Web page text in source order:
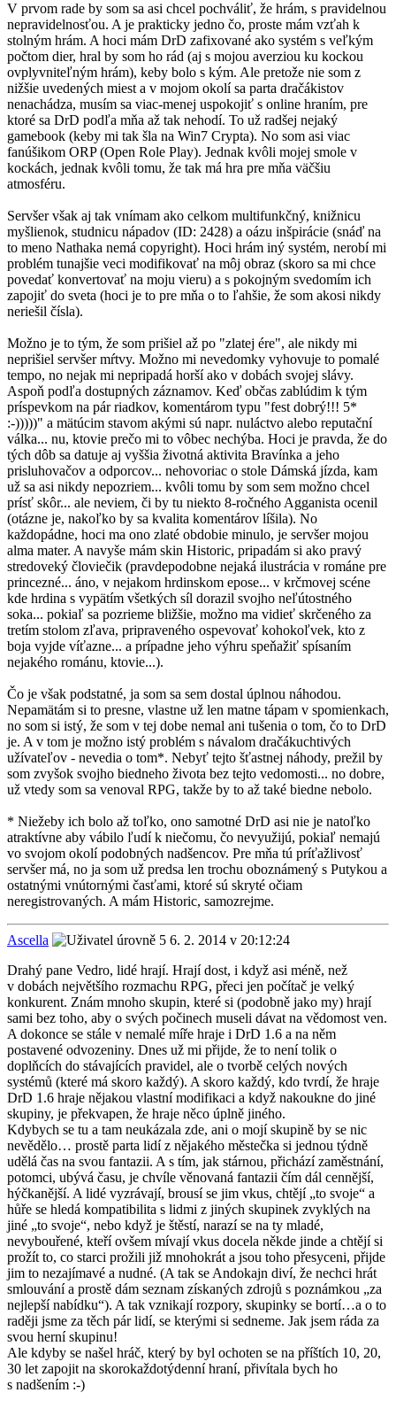
V prvom rade by som sa asi chcel pochváliť, že hrám, s pravidelnou
nepravidelnosťou. A je prakticky jedno čo, proste mám vzťah k
stolným hrám. A hoci mám DrD zafixované ako systém s veľkým
počtom dier, hral by som ho rád (aj s mojou averziou ku kockou
ovplyvniteľným hrám), keby bolo s kým. Ale pretože nie som z
nižšie uvedených miest a v mojom okolí sa parta dračákistov
nenachádza, musím sa viac-menej uspokojiť s online hraním, pre
ktoré sa DrD podľa mňa až tak nehodí. To už radšej nejaký
gamebook (keby mi tak šla na Win7 Crypta). No som asi viac
fanúšikom ORP (Open Role Play). Jednak kvôli mojej smole v
kockách, jednak kvôli tomu, že tak má hra pre mňa väčšiu
atmosféru.
Servšer však aj tak vnímam ako celkom multifunkčný, knižnicu
myšlienok, studnicu nápadov (ID: 2428) a oázu inšpirácie (snáď na
to meno Nathaka nemá copyright). Hoci hrám iný systém, nerobí mi
problém tunajšie veci modifikovať na môj obraz (skoro sa mi chce
povedať konvertovať na moju vieru) a s pokojným svedomím ich
zapojiť do sveta (hoci je to pre mňa o to ľahšie, že som akosi nikdy
neriešil čísla).
Možno je to tým, že som prišiel až po "zlatej ére", ale nikdy mi
neprišiel servšer mŕtvy. Možno mi nevedomky vyhovuje to pomalé
tempo, no nejak mi nepripadá horší ako v dobách svojej slávy.
Aspoň podľa dostupných záznamov. Keď občas zablúdim k tým
príspevkom na pár riadkov, komentárom typu "fest dobrý!!! 5*
:-)))))" a mätúcim stavom akými sú napr. nuláctvo alebo reputační
válka... nu, ktovie prečo mi to vôbec nechýba. Hoci je pravda, že do
tých dôb sa datuje aj vyššia životná aktivita Bravínka a jeho
prisluhovačov a odporcov... nehovoriac o stole Dámská jízda, kam
už sa asi nikdy nepozriem... kvôli tomu by som sem možno chcel
prísť skôr... ale neviem, či by tu niekto 8-ročného Agganista ocenil
(otázne je, nakoľko by sa kvalita komentárov líšila). No
každopádne, hoci ma ono zlaté obdobie minulo, je servšer mojou
alma mater. A navyše mám skin Historic, pripadám si ako pravý
stredoveký človiečik (pravdepodobne nejaká ilustrácia v románe pre
princezné... áno, v nejakom hrdinskom epose... v krčmovej scéne
kde hrdina s vypätím všetkých síl dorazil svojho neľútostného
soka... pokiaľ sa pozrieme bližšie, možno ma vidieť skrčeného za
tretím stolom zľava, pripraveného ospevovať kohokoľvek, kto z
boja vyjde víťazne... a prípadne jeho výhru speňažiť spísaním
nejakého románu, ktovie...).
Čo je však podstatné, ja som sa sem dostal úplnou náhodou.
Nepamätám si to presne, vlastne už len matne tápam v spomienkach,
no som si istý, že som v tej dobe nemal ani tušenia o tom, čo to DrD
je. A v tom je možno istý problém s návalom dračákuchtivých
užívateľov - nevedia o tom*. Nebyť tejto šťastnej náhody, prežil by
som zvyšok svojho biedneho života bez tejto vedomosti... no dobre,
už vtedy som sa venoval RPG, takže by to až také biedne nebolo.
* Niežeby ich bolo až toľko, ono samotné DrD asi nie je natoľko
atraktívne aby vábilo ľudí k niečomu, čo nevyužijú, pokiaľ nemajú
vo svojom okolí podobných nadšencov. Pre mňa tú príťažlivosť
servšer má, no ja som už predsa len trochu oboznámený s Putykou a
ostatnými vnútornými časťami, ktoré sú skryté očiam
neregistrovaných. A mám Historic, samozrejme.
Ascella
6. 2. 2014 v 20:12:24
Drahý pane Vedro, lidé hrají. Hrají dost, i když asi méně, než
v dobách největšího rozmachu RPG, přeci jen počítač je velký
konkurent. Znám mnoho skupin, které si (podobně jako my) hrají
sami bez toho, aby o svých počinech museli dávat na vědomost ven.
A dokonce se stále v nemalé míře hraje i DrD 1.6 a na něm
postavené odvozeniny. Dnes už mi přijde, že to není tolik o
doplňcích do stávajících pravidel, ale o tvorbě celých nových
systémů (které má skoro každý). A skoro každý, kdo tvrdí, že hraje
DrD 1.6 hraje nějakou vlastní modifikaci a když nakoukne do jiné
skupiny, je překvapen, že hraje něco úplně jiného.
Kdybych se tu a tam neukázala zde, ani o mojí skupině by se nic
nevědělo… prostě parta lidí z nějakého městečka si jednou týdně
udělá čas na svou fantazii. A s tím, jak stárnou, přichází zaměstnání,
potomci, ubývá času, je chvíle věnovaná fantazii čím dál cennější,
hýčkanější. A lidé vyzrávají, brousí se jim vkus, chtějí „to svoje“ a
hůře se hledá kompatibilita s lidmi z jiných skupinek zvyklých na
jiné „to svoje“, nebo když je štěstí, narazí se na ty mladé,
nevybouřené, kteří ovšem mívají vkus docela někde jinde a chtějí si
prožít to, co starci prožili již mnohokrát a jsou toho přesyceni, přijde
jim to nezajímavé a nudné. (A tak se Andokajn diví, že nechci hrát
smlouvání a prostě dám seznam získaných zdrojů s poznámkou „za
nejlepší nabídku“). A tak vznikají rozpory, skupinky se bortí…a o to
raději jsme za těch pár lidí, se kterými si sedneme. Jak jsem ráda za
svou herní skupinu!
Ale kdyby se našel hráč, který by byl ochoten se na příštích 10, 20,
30 let zapojit na skorokaždotýdenní hraní, přivítala bych ho
s nadšením :-)